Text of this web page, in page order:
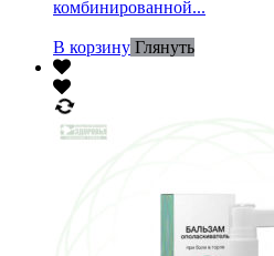
комбинированной...
В корзину Глянуть